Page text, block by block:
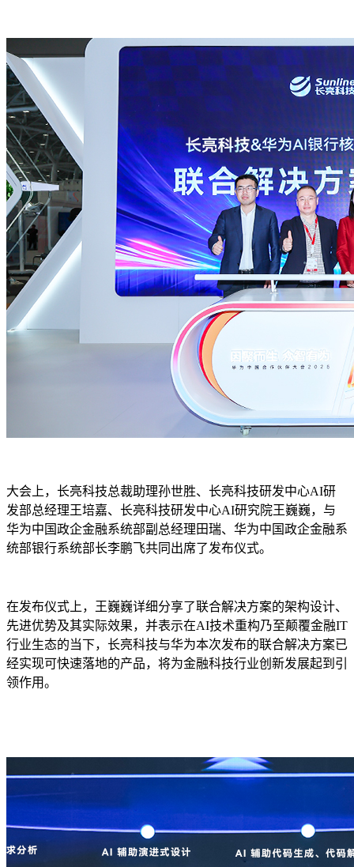
大会上，长亮科技总裁助理孙世胜、长亮科技研发中心AI研
发部总经理王培嘉、长亮科技研发中心AI研究院王巍巍，与
华为中国政企金融系统部副总经理田瑞、华为中国政企金融系
统部银行系统部长李鹏飞共同出席了发布仪式。
在发布仪式上，王巍巍详细分享了联合解决方案的架构设计、
先进优势及其实际效果，并表示在AI技术重构乃至颠覆金融IT
行业生态的当下，长亮科技与华为本次发布的联合解决方案已
经实现可快速落地的产品，将为金融科技行业创新发展起到引
领作用。